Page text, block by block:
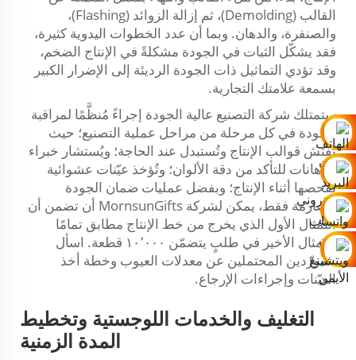
القالب (Demolding)، ثم إزالة الزوائد (Flashing)،
والصنفرة، والدهان. وبما أن عدد الخطوات اليدوية كثيرة،
فقد يشكّل الثبات في الجودة مشكلةً في الإنتاج الضخم،
وقد تؤدي التماثيل ذات الجودة الرديئة إلى الإضرار الكبير
بسمعة علامتك التجارية.
ستمتلك شركة التصنيع عالية الجودة إجراءً مُنظَّمًا لمراقبة
الجودة في كل مرحلة من مراحل عملية التصنيع؛ حيث
تُفتش قوالب الإنتاج وتُستبدل عند الحاجة؛ ويُستشار خبراء
الدهانات للتأكد من دقة الألوان؛ وتُؤخذ عيّنات عشوائية
لفحصها أثناء الإنتاج؛ وبفضل عمليات ضمان الجودة
الصارمة فقط، يمكن لشركة MornsunGifts أن تضمن أن
التمثال الأول الذي يخرج من خط الإنتاج مطابق تمامًا
للتمثال الأخير في طلبٍ يتضمّن ١٠٬٠٠٠ قطعة. اسأل
المورِّدين المحتملين عن معدلات العيوب وخطة أخذ
العيّنات وإجراءات الإرجاع.
التغليف والخدمات اللوجستية وتخطيط
المدة الزمنية